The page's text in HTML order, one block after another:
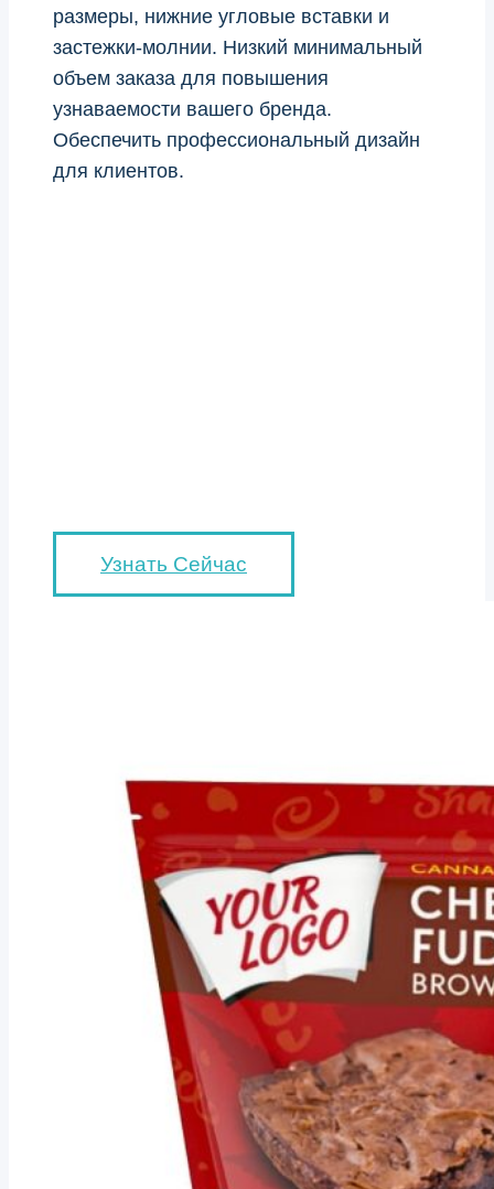
размеры, нижние угловые вставки и
застежки-молнии. Низкий минимальный
объем заказа для повышения
узнаваемости вашего бренда.
Обеспечить профессиональный дизайн
для клиентов.
Узнать Сейчас